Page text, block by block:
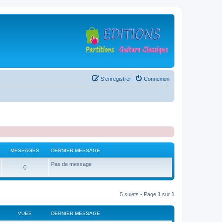
Connexion
S’enregistrer
MESSAGES DERNIER MESSAGE
0M
e
s
Pas de message
5 sujets • Page 1 sur 1
VUES DERNIER MESSAGE